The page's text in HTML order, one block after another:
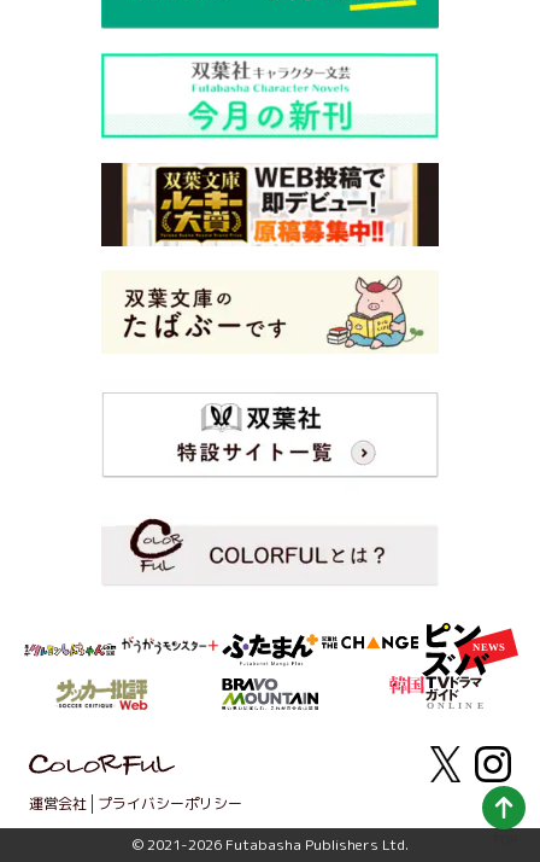
運営会社 プライバシーポリシー
© 2021-2026 Futabasha Publishers Ltd.